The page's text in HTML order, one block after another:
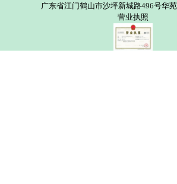
广东省江门鹤山市沙坪新城路496号华
营业执照